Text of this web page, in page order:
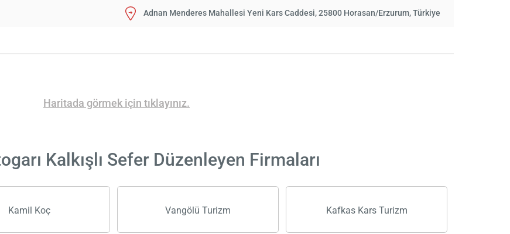
Adnan Menderes Mahallesi Yeni Kars Caddesi, 25800 Horasan/Erzurum, Türkiye
Haritada görmek için tıklayınız.
Kalkışlı Sefer Düzenleyen Firmaları
Kamil Koç Vangölü Turizm Kafkas Kars Turizm